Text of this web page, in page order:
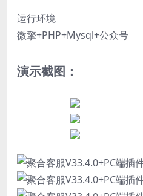
运行环境
微擎+PHP+Mysql+公众号
演示截图：